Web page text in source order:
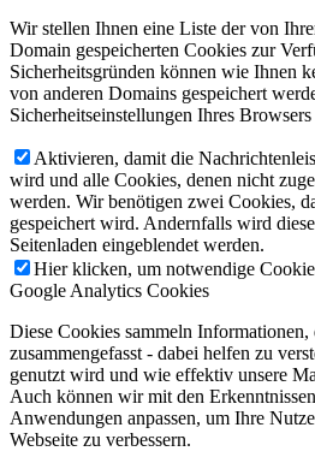
Wir stellen Ihnen eine Liste der von
Domain gespeicherten Cookies zur
Sicherheitsgründen können wie Ihnen
von anderen Domains gespeichert
Sicherheitseinstellungen Ihres Browsers
Aktivieren, damit die
wird und alle Cookies, denen nicht
werden. Wir benötigen zwei Cookies,
gespeichert wird. Andernfalls wird
Seitenladen eingeblendet werden.
Hier klicken, um notwendige
Google Analytics Cookies
Diese Cookies sammeln
zusammengefasst - dabei helfen zu
genutzt wird und wie effektiv unsere
Auch können wir mit den
Anwendungen anpassen, um Ihre
Webseite zu verbessern.